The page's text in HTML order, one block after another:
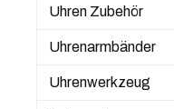
Uhren Zubehör
Uhrenarmbänder
Uhrenwerkzeug